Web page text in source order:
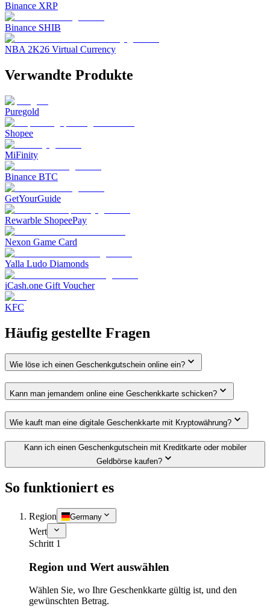
Binance XRP
Binance SHIB
NBA 2K26 Virtual Currency
Verwandte Produkte
Puregold
Shopee
MiFinity
Binance BTC
GetYourGuide
Rewarble ShopeePay
Nexon Game Card
Yalla Ludo Diamonds
iCash.one Gift Voucher
KFC
Häufig gestellte Fragen
Wie löse ich einen Geschenkgutschein online ein?
Kann man jemandem online eine Geschenkkarte schicken?
Wie kauft man eine digitale Geschenkkarte mit Kryptowährung?
Kann ich einen Geschenkgutschein mit Kreditkarte oder mobiler
Geldbörse kaufen?
So funktioniert es
Region Germany
Wert
Schritt 1
Region und Wert auswählen
Wählen Sie, wo Ihre Geschenkkarte gültig ist, und den
gewünschten Betrag.